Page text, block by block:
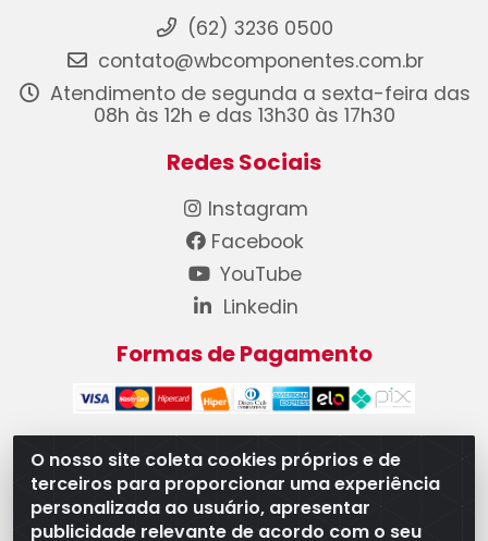
O nosso site coleta cookies próprios e de
terceiros para proporcionar uma experiência
personalizada ao usuário, apresentar
publicidade relevante de acordo com o seu
(62) 3236 0500
contato@wbcomponentes.com.br
Atendimento de segunda a sexta-feira das
08h às 12h e das 13h30 às 17h30
Redes Sociais
Instagram
Facebook
YouTube
Linkedin
Formas de Pagamento
WB Componentes Automotivos LTDA - CNPJ
08.528.393/0001-12 - Rua do Níquel, 667 - Parque
Oeste Industrial, Goiânia/GO - CEP 74375-660